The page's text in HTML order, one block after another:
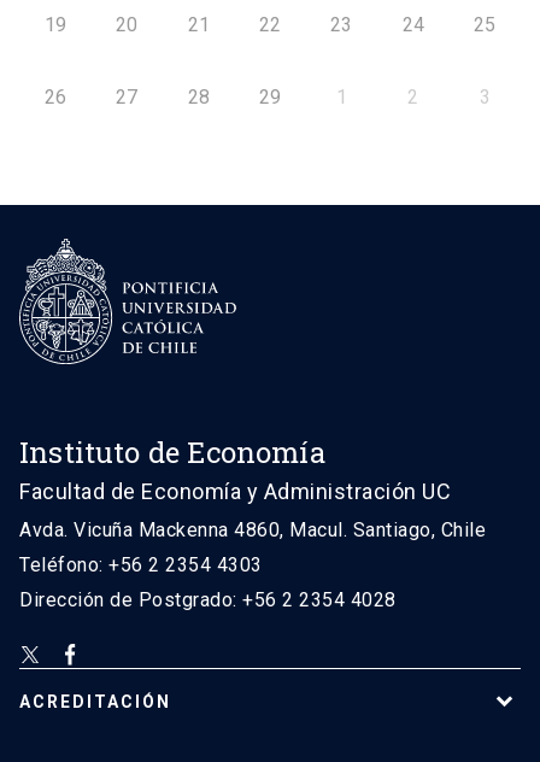
19 20 21 22 23 24 25
26 27 28 29 1 2 3
Instituto de Economía
Facultad de Economía y Administración UC
Avda. Vicuña Mackenna 4860, Macul. Santiago, Chile
Teléfono: +56 2 2354 4303
Dirección de Postgrado: +56 2 2354 4028
ACREDITACIÓN